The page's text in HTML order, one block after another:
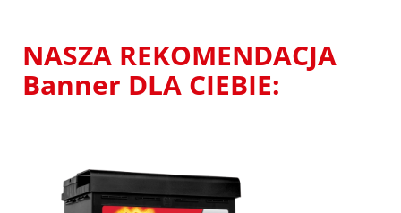
NASZA REKOMENDACJA
Banner DLA CIEBIE: